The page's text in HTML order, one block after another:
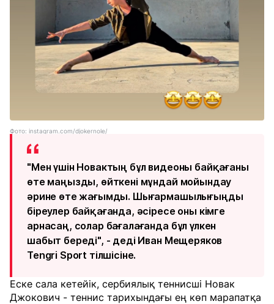
Фото: instagram.com/djokernole/
"Мен үшін Новактың бұл видеоны байқағаны
өте маңызды, өйткені мұндай мойындау
әрине өте жағымды. Шығармашылығыңды
біреулер байқағанда, әсіресе оны кімге
арнасаң, солар бағалағанда бұл үлкен
шабыт береді", - деді Иван Мещеряков
Tengri Sport тілшісіне.
Еске сала кетейік, сербиялық теннисші Новак
Джокович - теннис тарихындағы ең көп марапатқа